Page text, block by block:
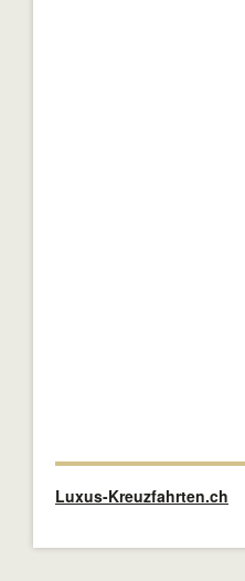
Luxus-Kreuzfahrten.ch